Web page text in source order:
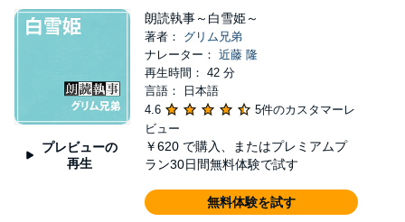
プレビューの
再生
朗読執事～白雪姫～
著者： グリム兄弟
ナレーター： 近藤 隆
再生時間： 42 分
言語： 日本語
4.6
5件のカスタマーレ
ビュー
￥620 で購入、またはプレミアムプ
ラン30日間無料体験で試す
無料体験を試す